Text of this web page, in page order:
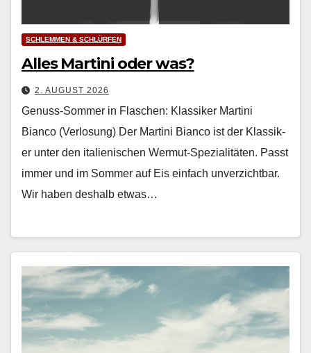
SCHLEMMEN & SCHLÜRFEN
Alles Martini oder was?
2. AUGUST 2026
Genuss-Sommer in Flaschen: Klassiker Martini
Bianco (Verlosung) Der Mar­ti­ni Bian­co ist der Klas­sik­
er unter den ital­ienis­chen Wer­mut-Spezial­itäten. Passt
immer und im Som­mer auf Eis ein­fach unverzicht­bar.
Wir haben deshalb etwas…